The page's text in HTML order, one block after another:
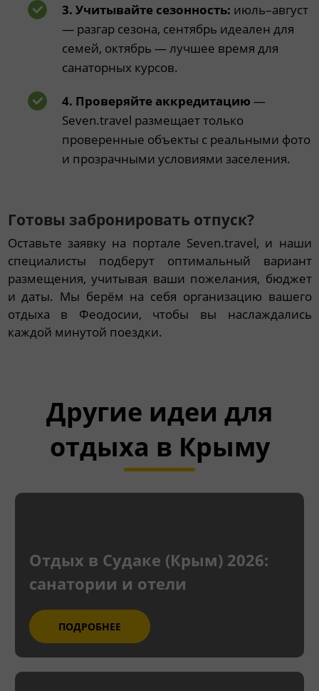
3. Учитывайте сезонность: июль–август
— разгар сезона, сентябрь идеален для
семей, октябрь — лучшее время для
санаторных курсов.
4. Проверяйте аккредитацию —
Seven.travel размещает только
проверенные объекты с реальными фото
и прозрачными условиями заселения.
Готовы забронировать отпуск?
Оставьте заявку на портале Seven.travel, и наши
специалисты подберут оптимальный вариант
размещения, учитывая ваши пожелания, бюджет
и даты. Мы берём на себя организацию вашего
отдыха в Феодосии, чтобы вы наслаждались
каждой минутой поездки.
Другие идеи для
отдыха в Крыму
Отдых в Судаке (Крым) 2026:
санатории и отели
ПОДРОБНЕЕ